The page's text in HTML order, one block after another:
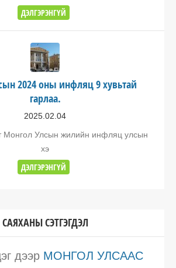
ДЭЛГЭРЭНГҮЙ
2024 оны инфляц 9 хувьтай
гарлаа.
2025.02.04
Монгол Улсын жилийн инфляц улсын
хэ
ДЭЛГЭРЭНГҮЙ
САЯХАНЫ СЭТГЭГДЭЛ
дээр МОНГОЛ УЛСААС